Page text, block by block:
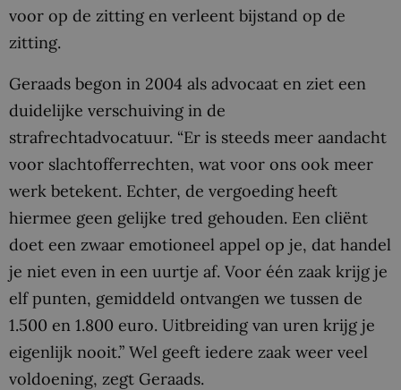
voor op de zitting en verleent bijstand op de
zitting.
Geraads begon in 2004 als advocaat en ziet een
duidelijke verschuiving in de
strafrechtadvocatuur. “Er is steeds meer aandacht
voor slachtofferrechten, wat voor ons ook meer
werk betekent. Echter, de vergoeding heeft
hiermee geen gelijke tred gehouden. Een cliënt
doet een zwaar emotioneel appel op je, dat handel
je niet even in een uurtje af. Voor één zaak krijg je
elf punten, gemiddeld ontvangen we tussen de
1.500 en 1.800 euro. Uitbreiding van uren krijg je
eigenlijk nooit.” Wel geeft iedere zaak weer veel
voldoening, zegt Geraads.